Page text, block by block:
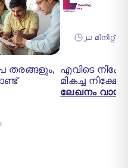
തരങ്ങളും,
൰ മിനിറ്റ്
എവിടെ
മികച്ച
ലേഖനം